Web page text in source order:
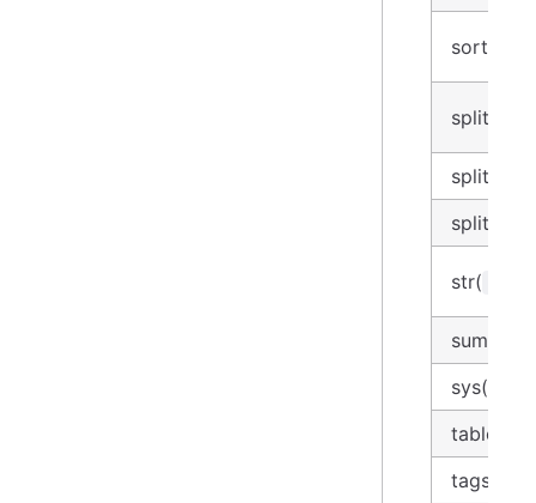
sort-by
split_by
split_row
str(
sum
sys(
table
tags